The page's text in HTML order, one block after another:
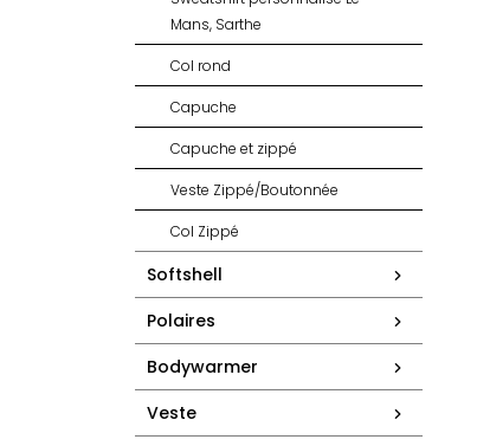
Mans, Sarthe
Col rond
Capuche
Capuche et zippé
Veste Zippé/Boutonnée
Col Zippé
Softshell
Polaires
Bodywarmer
Veste